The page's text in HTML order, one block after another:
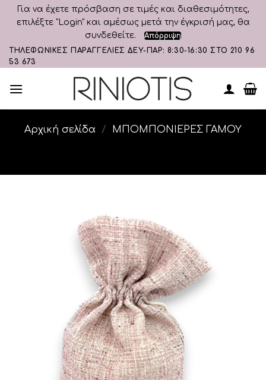
Για να έχετε πρόσβαση σε τιμές και διαθεσιμότητες,
επιλέξτε "Login" και αμέσως μετά την έγκρισή μας, θα
συνδεθείτε.
Απόρριψη
Skip
to
ΤΗΛΕΦΩΝΙΚΕΣ ΠΑΡΑΓΓΕΛΙΕΣ ΔΕΥ-ΠΑΡ: 8:30-16:30 ΣΤΟ 210 96
53 673
Αρχική σελίδα / ΜΠΟΜΠΟΝΙΕΡΕΣ ΓΑΜΟΥ